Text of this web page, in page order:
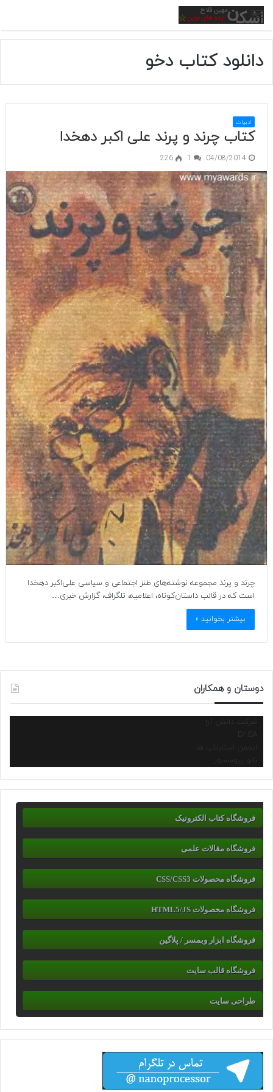
منو
دانلود کتاب دخو
ادبیات
کتاب چرند و پرند علی اکبر دهخدا
04/08/2014
1
226
چرند و پرند مجموعه نوشته‌های طنز اجتماعی و سیاسی علی‌اکبر دهخدا
است که در قالب داستان‌کوتاه، اعلامیه، تلگراف، گزارش خبری…
بیشتر بخوانید »
دوستان و همکاران
شرکت دانش آرا
انجمن استارتاپ ها
نانو پروسسور
فروشگاه کتاب الکترونیک
فروشگاه مقالات علمی
فروشگاه محصولات CSS/CSS3
فروشگاه محصولات HTML5/JS
فروشگاه ابزار وبمسر / پلاگین
فروشگاه قالب سایت
طراحی سایت